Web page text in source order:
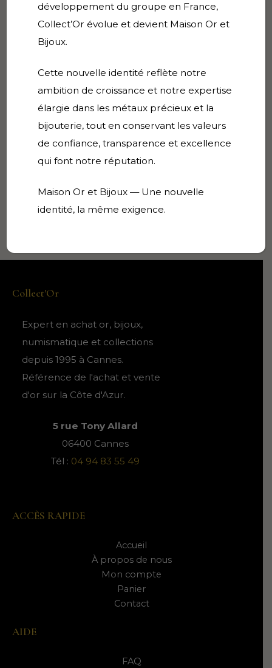
Description
Informations complémentaires
XXL: la plus grosse version!
Or 18k
Cal 3370 automatic
Ref 2584 – numéro 202!
Boucle or signée
No box – no papers, mais avec notre facture et
garantie 6 mois
Collect'Or
Expert en achat or, bijoux,
numismatique et collections
depuis 1995 à Cannes.
Référence de l'achat et vente
d'or sur la Côte d'Azur.
5 rue Tony Allard
06400 Cannes
Tél : 04 94 83 55 49
ACCÈS RAPIDE
Accueil
À propos de nous
Mon compte
Panier
Contact
AIDE
FAQ
développement du groupe en France,
Collect’Or évolue et devient Maison Or et
Bijoux.
Cette nouvelle identité reflète notre
ambition de croissance et notre expertise
élargie dans les métaux précieux et la
bijouterie, tout en conservant les valeurs
de confiance, transparence et excellence
qui font notre réputation.
Maison Or et Bijoux — Une nouvelle
identité, la même exigence.